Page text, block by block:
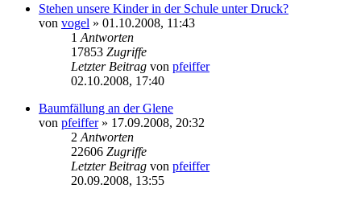
Stehen unsere Kinder in der Schule unter Druck?
von vogel » 01.10.2008, 11:43
1 Antworten
17853 Zugriffe
Letzter Beitrag von pfeiffer
02.10.2008, 17:40
Baumfällung an der Glene
von pfeiffer» 17.09.2008, 20:32
2 Antworten
22606 Zugriffe
Letzter Beitrag von pfeiffer
20.09.2008, 13:55